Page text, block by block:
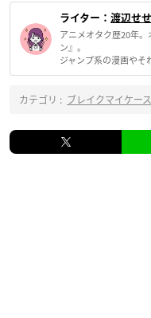
ライター： 渡辺せ
アニメオタク歴20年
ン』。
ジャンプ系の漫画やそ
カテゴリ : ブレイクマイケース